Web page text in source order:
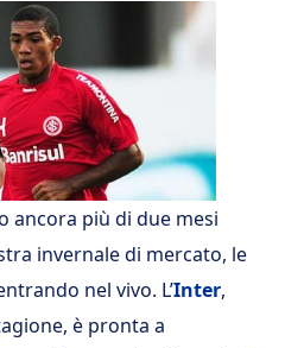
ancora più di due mesi
invernale di mercato, le
nel vivo. L’Inter,
è pronta a